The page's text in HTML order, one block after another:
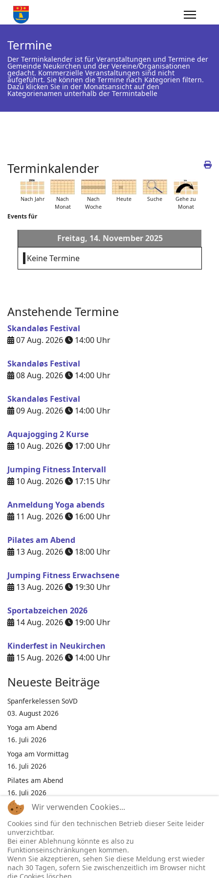
Termine
Der Terminkalender ist für Veranstaltungen und Termine der
Gemeinde Neukirchen und der Vereine/Organisationen
gedacht. Kommerzielle Veranstaltungen sind nicht
aufgeführt. Sie können die Termine nach Kategorien filtern.
Dazu klicken Sie in der Monatsansicht auf den
Kategorienamen unterhalb der Termintabelle
Terminkalender
Nach Jahr
Nach
Monat
Nach
Woche
Heute Suche
Gehe zu
Monat
Events für
Freitag, 14. November 2025
Keine Termine
Anstehende Termine
Skandaløs Festival
07 Aug. 2026
14:00 Uhr
Skandaløs Festival
08 Aug. 2026
14:00 Uhr
Skandaløs Festival
09 Aug. 2026
14:00 Uhr
Aquajogging 2 Kurse
10 Aug. 2026
17:00 Uhr
Jumping Fitness Intervall
10 Aug. 2026
17:15 Uhr
Anmeldung Yoga abends
11 Aug. 2026
16:00 Uhr
Pilates am Abend
13 Aug. 2026
18:00 Uhr
Jumping Fitness Erwachsene
13 Aug. 2026
19:30 Uhr
Sportabzeichen 2026
14 Aug. 2026
19:00 Uhr
Kinderfest in Neukirchen
15 Aug. 2026
14:00 Uhr
Neueste Beiträge
Spanferkelessen SoVD
03. August 2026
Yoga am Abend
16. Juli 2026
Yoga am Vormittag
16. Juli 2026
Pilates am Abend
16. Juli 2026
Jumping Fitness Intervall
16. Juli 2026
Jumping Fitness Erwachsene
16. Juli 2026
Kinderfest in Neukirchen
16. Juli 2026
Wir verwenden Cookies...
Cookies sind für den technischen Betrieb dieser Seite leider
unverzichtbar.
Bei einer Ablehnung könnte es also zu
Funktionseinschränkungen kommen.
Wenn Sie akzeptieren, sehen Sie diese Meldung erst wieder
nach 30 Tagen, sofern Sie zwischenzeitlich im Browser nicht